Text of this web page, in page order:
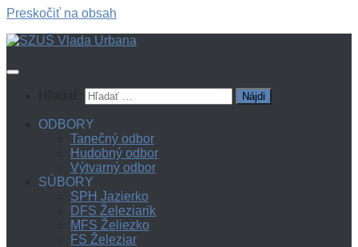
Preskočiť na obsah
ODBORY
Tanečný odbor
Hudobný odbor
Výtvarný odbor
SÚBORY
SPH Jazierko
DFS Železiarik
MFS Želiezko
FS Železiar